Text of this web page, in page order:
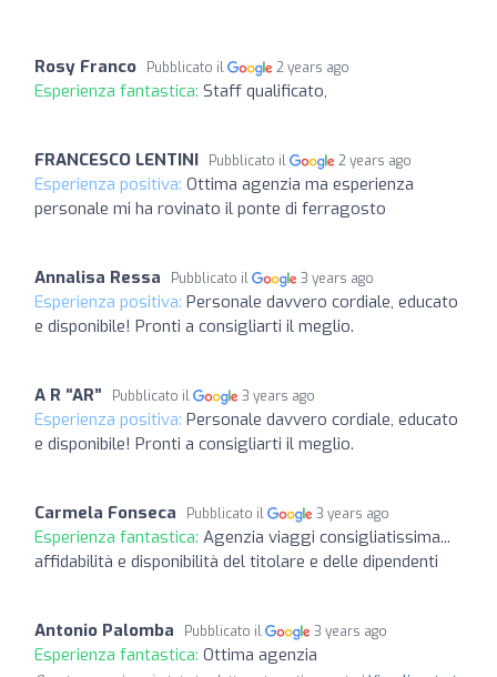
Rosy Franco Pubblicato il 2 years ago
Esperienza fantastica: Staff qualificato,
FRANCESCO LENTINI Pubblicato il 2 years ago
Esperienza positiva: Ottima agenzia ma esperienza
personale mi ha rovinato il ponte di ferragosto
Annalisa Ressa Pubblicato il 3 years ago
Esperienza positiva: Personale davvero cordiale, educato
e disponibile! Pronti a consigliarti il meglio.
A R “AR” Pubblicato il 3 years ago
Esperienza positiva: Personale davvero cordiale, educato
e disponibile! Pronti a consigliarti il meglio.
Carmela Fonseca Pubblicato il 3 years ago
Esperienza fantastica: Agenzia viaggi consigliatissima...
affidabilità e disponibilità del titolare e delle dipendenti
Antonio Palomba Pubblicato il 3 years ago
Esperienza fantastica: Ottima agenzia